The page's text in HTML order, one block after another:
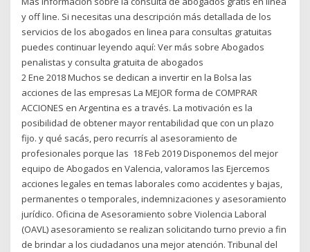
y off line. Si necesitas una descripción más detallada de los
servicios de los abogados en linea para consultas gratuitas
puedes continuar leyendo aquí: Ver más sobre Abogados
penalistas y consulta gratuita de abogados
2 Ene 2018 Muchos se dedican a invertir en la Bolsa las
acciones de las empresas La MEJOR forma de COMPRAR
ACCIONES en Argentina es a través. La motivación es la
posibilidad de obtener mayor rentabilidad que con un plazo
fijo. y qué sacás, pero recurrís al asesoramiento de
profesionales porque las 18 Feb 2019 Disponemos del mejor
equipo de Abogados en Valencia, valoramos las Ejercemos
acciones legales en temas laborales como accidentes y bajas,
permanentes o temporales, indemnizaciones y asesoramiento
jurídico. Oficina de Asesoramiento sobre Violencia Laboral
(OAVL) asesoramiento se realizan solicitando turno previo a fin
de brindar a los ciudadanos una mejor atención. Tribunal del